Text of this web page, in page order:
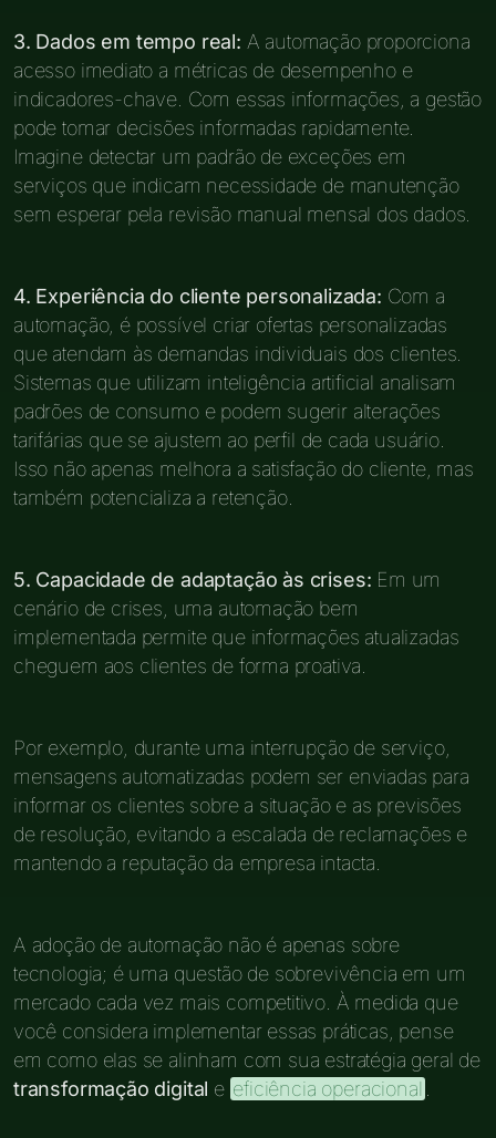
3. Dados em tempo real: A automação proporciona
acesso imediato a métricas de desempenho e
indicadores-chave. Com essas informações, a gestão
pode tomar decisões informadas rapidamente.
Imagine detectar um padrão de exceções em
serviços que indicam necessidade de manutenção
sem esperar pela revisão manual mensal dos dados.
4. Experiência do cliente personalizada: Com a
automação, é possível criar ofertas personalizadas
que atendam às demandas individuais dos clientes.
Sistemas que utilizam inteligência artificial analisam
padrões de consumo e podem sugerir alterações
tarifárias que se ajustem ao perfil de cada usuário.
Isso não apenas melhora a satisfação do cliente, mas
também potencializa a retenção.
5. Capacidade de adaptação às crises: Em um
cenário de crises, uma automação bem
implementada permite que informações atualizadas
cheguem aos clientes de forma proativa.
Por exemplo, durante uma interrupção de serviço,
mensagens automatizadas podem ser enviadas para
informar os clientes sobre a situação e as previsões
de resolução, evitando a escalada de reclamações e
mantendo a reputação da empresa intacta.
A adoção de automação não é apenas sobre
tecnologia; é uma questão de sobrevivência em um
mercado cada vez mais competitivo. À medida que
você considera implementar essas práticas, pense
em como elas se alinham com sua estratégia geral de
transformação digital e eficiência operacional